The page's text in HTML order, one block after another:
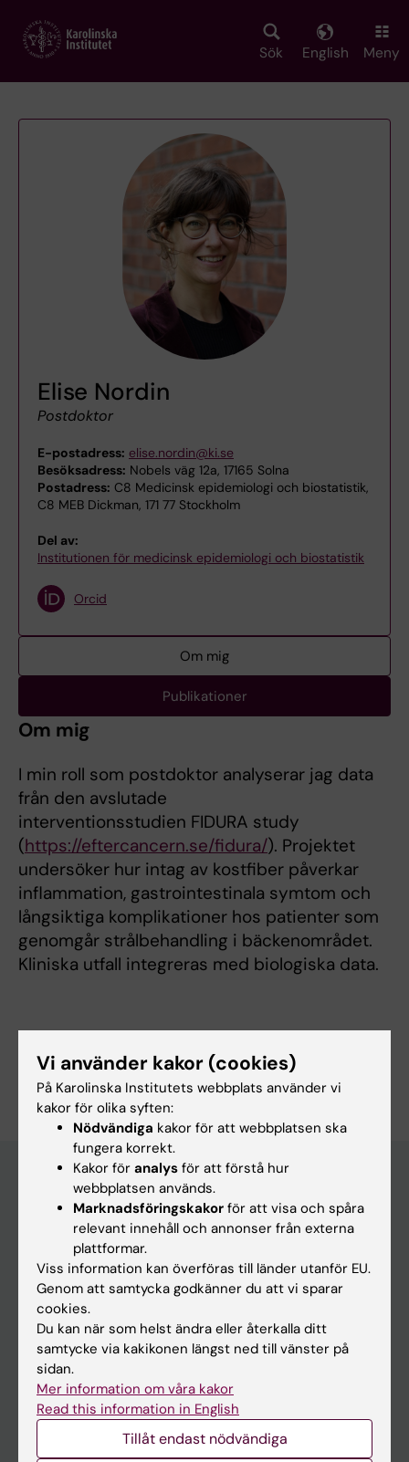
main
Sök English Meny
Elise Nordin
Postdoktor
E-postadress: elise.nordin@ki.se
Besöksadress: Nobels väg 12a, 17165 Solna
Postadress: C8 Medicinsk epidemiologi och biostatistik,
C8 MEB Dickman, 171 77 Stockholm
Del av:
Institutionen för medicinsk epidemiologi och biostatistik
Orcid
Om mig
Publikationer
Om mig
I min roll som postdoktor analyserar jag data
från den avslutade
interventionsstudien FIDURA study
(https://eftercancern.se/fidura/). Projektet
undersöker hur intag av kostfiber påverkar
inflammation, gastrointestinala symtom och
långsiktiga komplikationer hos patienter som
genomgår strålbehandling i bäckenområdet.
Kliniska utfall integreras med biologiska data.
Är du Elise Nordin?
Redigera din profil
Huvudmeny
Utbildning
Forskarutbildning
Forskning
Om KI
På gång
Nyheter
Kalender
Vi använder kakor (cookies)
På Karolinska Institutets webbplats använder vi
kakor för olika syften:
Nödvändiga kakor för att webbplatsen ska
fungera korrekt.
Kakor för analys för att förstå hur
webbplatsen används.
Marknadsföringskakor för att visa och spåra
relevant innehåll och annonser från externa
plattformar.
Viss information kan överföras till länder utanför EU.
Genom att samtycka godkänner du att vi sparar
cookies.
Du kan när som helst ändra eller återkalla ditt
samtycke via kakikonen längst ned till vänster på
sidan.
Mer information om våra kakor
Read this information in English
Tillåt endast nödvändiga